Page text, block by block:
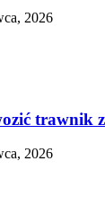
2026
trawnik
2026